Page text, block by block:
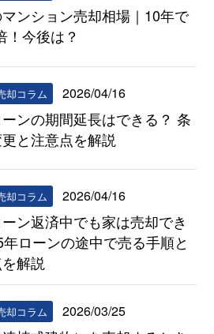
ンション売却相場｜10年で
！今後は？
却コラム 2026/04/16
ンの期間延長はできる？ 条
と注意点を解説
却コラム 2026/04/16
ン返済中でも家は売却でき
年ローンの途中で売る手順と
解説
却コラム 2026/03/25